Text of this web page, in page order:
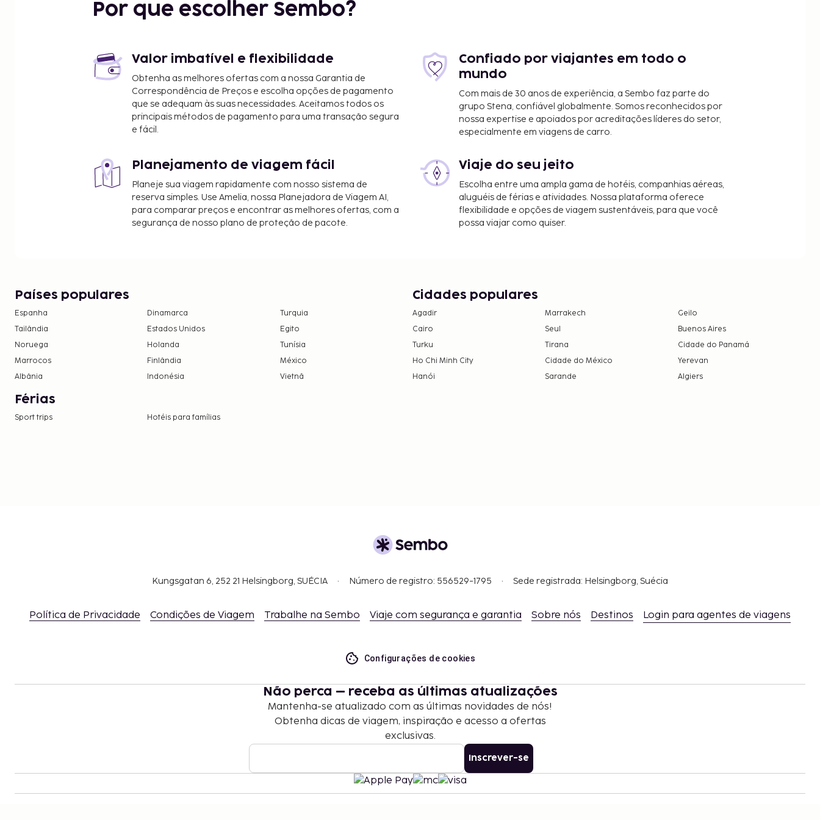
Por que escolher Sembo?
Valor imbatível e flexibilidade
Obtenha as melhores ofertas com a nossa Garantia de
Correspondência de Preços e escolha opções de pagamento
que se adequam às suas necessidades. Aceitamos todos os
principais métodos de pagamento para uma transação segura
e fácil.
Confiado por viajantes em todo o
mundo
Com mais de 30 anos de experiência, a Sembo faz parte do
grupo Stena, confiável globalmente. Somos reconhecidos por
nossa expertise e apoiados por acreditações líderes do setor,
especialmente em viagens de carro.
Planejamento de viagem fácil
Planeje sua viagem rapidamente com nosso sistema de
reserva simples. Use Amelia, nossa Planejadora de Viagem AI,
para comparar preços e encontrar as melhores ofertas, com a
segurança de nosso plano de proteção de pacote.
Viaje do seu jeito
Escolha entre uma ampla gama de hotéis, companhias aéreas,
aluguéis de férias e atividades. Nossa plataforma oferece
flexibilidade e opções de viagem sustentáveis, para que você
possa viajar como quiser.
Países populares
Espanha Dinamarca
Turquia
Tailândia
Estados Unidos
Egito
Noruega
Holanda
Tunísia
Marrocos
Finlândia
México
Albânia
Indonésia Vietnã
Cidades populares
Agadir Marrakech
Geilo
Cairo
Seul
Buenos Aires
Turku
Tirana
Cidade do Panamá
Ho Chi Minh City
Cidade do México
Yerevan
Hanói
Sarande Algiers
Férias
Sport trips Hotéis para famílias
Kungsgatan 6, 252 21 Helsingborg, SUÉCIA Número de registro: 556529-1795 Sede registrada: Helsingborg, Suécia
Política de Privacidade Condições de Viagem Trabalhe na Sembo Viaje com segurança e garantia Sobre nós Destinos Login para agentes de viagens
Configurações de cookies
Não perca – receba as últimas atualizações
Mantenha-se atualizado com as últimas novidades de nós!
Obtenha dicas de viagem, inspiração e acesso a ofertas
exclusivas.
Inscrever-se